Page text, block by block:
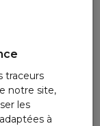
démaquillant
traceurs
notre site,
les
à